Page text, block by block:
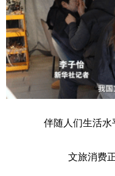
伴随人们生活
文旅消费